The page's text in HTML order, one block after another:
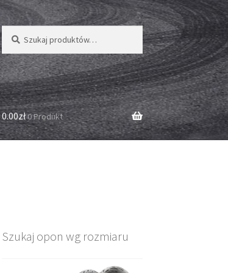
Szukaj:
Szukaj
0.00zł0 Produkt
Szukaj opon wg rozmiaru